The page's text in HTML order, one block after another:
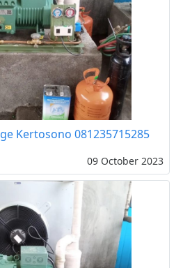
Kertosono 081235715285
09 October 2023